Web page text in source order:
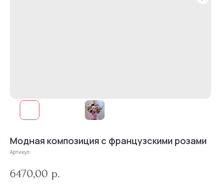
Модная композиция с французскими розами
Артикул:
6470,00 р.